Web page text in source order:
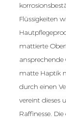
Flüssigkeiten
mattierte
matte Haptik
durch einen
vereint dieses
Raffinesse.